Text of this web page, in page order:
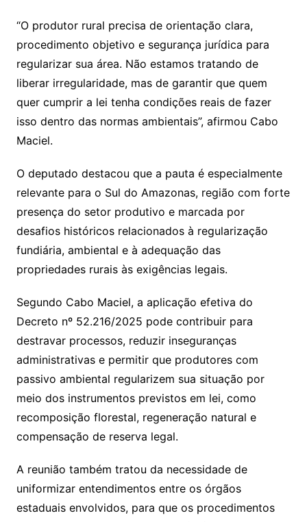
“O produtor rural precisa de orientação clara,
procedimento objetivo e segurança jurídica para
regularizar sua área. Não estamos tratando de
liberar irregularidade, mas de garantir que quem
quer cumprir a lei tenha condições reais de fazer
isso dentro das normas ambientais”, afirmou Cabo
Maciel.
O deputado destacou que a pauta é especialmente
relevante para o Sul do Amazonas, região com forte
presença do setor produtivo e marcada por
desafios históricos relacionados à regularização
fundiária, ambiental e à adequação das
propriedades rurais às exigências legais.
Segundo Cabo Maciel, a aplicação efetiva do
Decreto nº 52.216/2025 pode contribuir para
destravar processos, reduzir inseguranças
administrativas e permitir que produtores com
passivo ambiental regularizem sua situação por
meio dos instrumentos previstos em lei, como
recomposição florestal, regeneração natural e
compensação de reserva legal.
A reunião também tratou da necessidade de
uniformizar entendimentos entre os órgãos
estaduais envolvidos, para que os procedimentos